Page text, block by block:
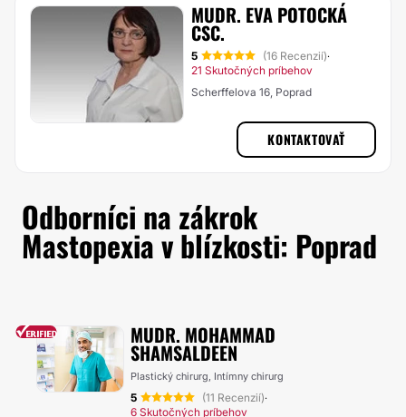
MUDR. EVA POTOCKÁ
CSC.
5 (16 Recenzií)·
21 Skutočných príbehov
Scherffelova 16, Poprad
KONTAKTOVAŤ
Odborníci na zákrok
Mastopexia v blízkosti: Poprad
MUDR. MOHAMMAD
SHAMSALDEEN
Plastický chirurg, Intímny chirurg
5 (11 Recenzií)·
6 Skutočných príbehov